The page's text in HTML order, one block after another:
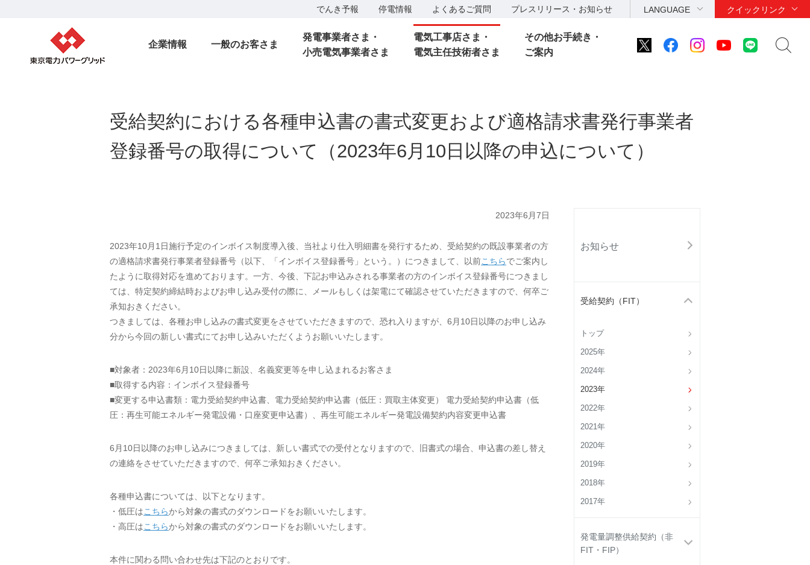
でんき予報 停電情報 よくあるご質問 プレスリリース・お知らせ LANGUAGE クイックリンク
企業情報 一般のお客さま
発電事業者さま・
小売電気事業者さま
電気工事店さま・
電気主任技術者さま
その他お手続き・
ご案内
お知らせ
受給契約（FIT）
トップ
2025年
2024年
2023年
2022年
2021年
2020年
2019年
2018年
2017年
発電量調整供給契約（非
FIT・FIP）
受給契約における各種申込書の書式変更および適格請求書発行事業者
登録番号の取得について（2023年6月10日以降の申込について）
2023年6月7日
2023年10月1日施行予定のインボイス制度導入後、当社より仕入明細書を発行するため、受給契約の既設事業者の方
の適格請求書発行事業者登録番号（以下、「インボイス登録番号」という。）につきまして、以前こちらでご案内し
たように取得対応を進めております。一方、今後、下記お申込みされる事業者の方のインボイス登録番号につきまし
ては、特定契約締結時およびお申し込み受付の際に、メールもしくは架電にて確認させていただきますので、何卒ご
承知おきください。
つきましては、各種お申し込みの書式変更をさせていただきますので、恐れ入りますが、6月10日以降のお申し込み
分から今回の新しい書式にてお申し込みいただくようお願いいたします。
■対象者：2023年6月10日以降に新設、名義変更等を申し込まれるお客さま
■取得する内容：インボイス登録番号
■変更する申込書類：電力受給契約申込書、電力受給契約申込書（低圧：買取主体変更） 電力受給契約申込書（低
圧：再生可能エネルギー発電設備・口座変更申込書）、再生可能エネルギー発電設備契約内容変更申込書
6月10日以降のお申し込みにつきましては、新しい書式での受付となりますので、旧書式の場合、申込書の差し替え
の連絡をさせていただきますので、何卒ご承知おきください。
各種申込書については、以下となります。
・低圧はこちらから対象の書式のダウンロードをお願いいたします。
・高圧はこちらから対象の書式のダウンロードをお願いいたします。
本件に関わる問い合わせ先は下記のとおりです。